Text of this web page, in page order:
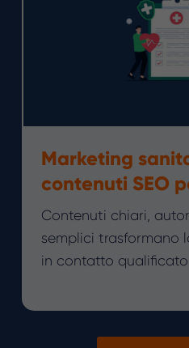
Marketing
contenuti SEO
Contenuti chiari,
semplici trasformano
in contatto qualificato